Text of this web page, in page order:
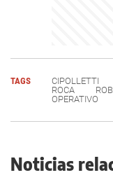
TAGS CIPOLLETTI
ROCA
OPERATIVO
Noticias